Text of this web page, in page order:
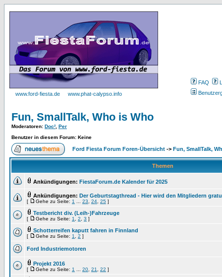
www.ford-fiesta.de www.phat-calypso.info
FAQ
Fun, SmallTalk, Who is Who
Moderatoren: Doc² Per
Benutzer in diesem Forum: Keine
Ford Fiesta Forum Foren-Übersicht -> Fun, SmallTalk,
Themen
Ankündigungen: FiestaForum.de Kalender für 2025
Ankündigungen: Der Geburtstagthread - Hier wird den Mitgliedern
[ Gehe zu Seite: 1 23 24 25 ]
Testbericht div. (Leih-)Fahrzeuge
[ Gehe zu Seite: 1 2 3 ]
Schotterreifen kaputt fahren in Finnland
[ Gehe zu Seite: 1 2 ]
Ford Industriemotoren
Projekt 2016
[ Gehe zu Seite: 1 20 21 22 ]